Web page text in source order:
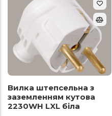
Вилка штепсельна з
заземленням кутова
2230WH LXL біла